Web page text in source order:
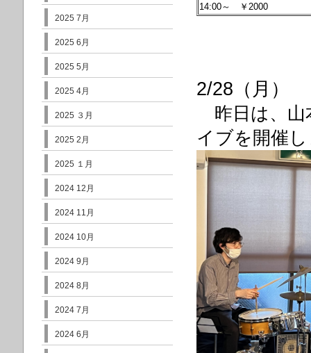
14:00～ ￥2000
2/28（月）
昨日は、山
イブを開催
2025 7月
2025 6月
2025 5月
2025 4月
2025 ３月
2025 2月
2025 １月
2024 12月
2024 11月
2024 10月
2024 9月
2024 8月
2024 7月
2024 6月